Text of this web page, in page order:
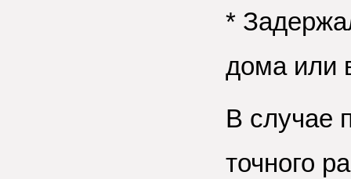
*
дома или
В случае
точного